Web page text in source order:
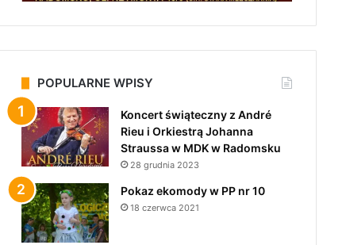
POPULARNE WPISY
Koncert świąteczny z André
Rieu i Orkiestrą Johanna
Straussa w MDK w Radomsku
28 grudnia 2023
Pokaz ekomody w PP nr 10
18 czerwca 2021